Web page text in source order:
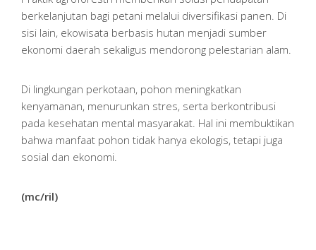
berkelanjutan bagi petani melalui diversifikasi panen. Di
sisi lain, ekowisata berbasis hutan menjadi sumber
ekonomi daerah sekaligus mendorong pelestarian alam.
Di lingkungan perkotaan, pohon meningkatkan
kenyamanan, menurunkan stres, serta berkontribusi
pada kesehatan mental masyarakat. Hal ini membuktikan
bahwa manfaat pohon tidak hanya ekologis, tetapi juga
sosial dan ekonomi.
(mc/ril)